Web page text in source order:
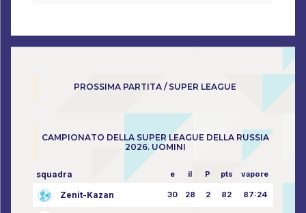
PROSSIMA PARTITA / SUPER LEAGUE
CAMPIONATO DELLA SUPER LEAGUE DELLA RUSSIA
2026. UOMINI
squadra e il P pts vapore
Zenit-Kazan 30 28 2 82 87:24